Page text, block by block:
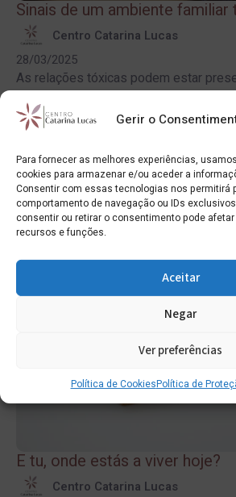
Gerir o
Para fornecer as melhores experiências,
cookies para armazenar e/ou aceder a
Consentir com essas tecnologias nos permitirá
comportamento de navegação ou IDs
consentir ou retirar o consentimento pode
recursos e funções.
Aceitar
Negar
Ver preferências
Política de CookiesPolítica de
Sinais de um ambiente
Centro Catarina Lucas
28/03/2025
As relações tóxicas podem estar
diferentes vertentes da nossa vida,
nossas amizades, no trabalho, nas
amorosas ou na nossa família. As
Ler artigo
E tu, onde estás a viver hoje?
Centro Catarina Lucas